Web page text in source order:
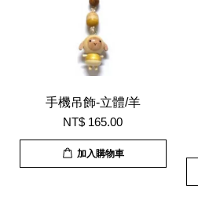
手機吊飾-立體/羊
NT$ 165.00
加入購物車